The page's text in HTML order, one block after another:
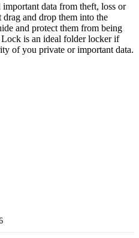
data from theft, loss or
and drop them into the
and protect them from being
is an ideal folder locker if
of you private or important data.